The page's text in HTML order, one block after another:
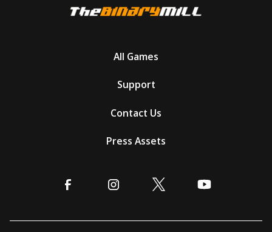
All Games
Support
Contact Us
Press Assets